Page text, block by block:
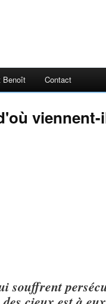
Benoît Contact
viennent-
souffrent